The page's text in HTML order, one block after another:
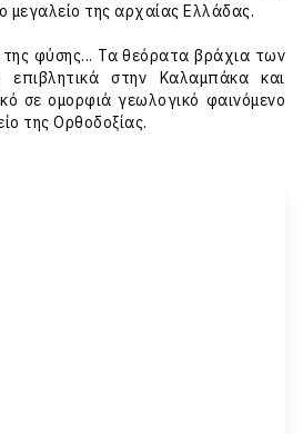
μεγαλείο της αρχαίας Ελλάδας.
της φύσης... Τα θεόρατα βράχια των
στην Καλαμπάκα και
σε ομορφιά γεωλογικό φαινόμενο
της Ορθοδοξίας.